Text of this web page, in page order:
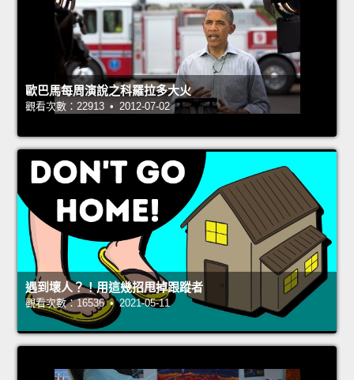
歐巴馬每周演說之科羅拉多大火
觀看次數：22913 • 2012-07-02
遇到壞人？！用這幾招甩掉跟蹤者
觀看次數：16536 • 2021-05-11